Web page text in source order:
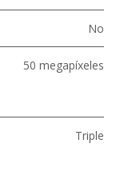
No
50 megapíxeles
Triple